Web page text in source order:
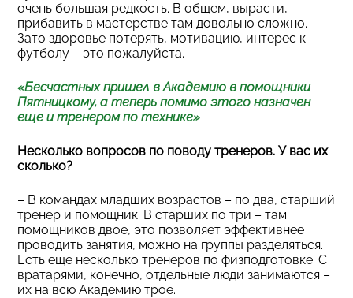
очень большая редкость. В общем, вырасти,
прибавить в мастерстве там довольно сложно.
Зато здоровье потерять, мотивацию, интерес к
футболу – это пожалуйста.
«Бесчастных пришел в Академию в помощники
Пятницкому, а теперь помимо этого назначен
еще и тренером по технике»
Несколько вопросов по поводу тренеров. У вас их
сколько?
– В командах младших возрастов – по два, старший
тренер и помощник. В старших по три – там
помощников двое, это позволяет эффективнее
проводить занятия, можно на группы разделяться.
Есть еще несколько тренеров по физподготовке. С
вратарями, конечно, отдельные люди занимаются –
их на всю Академию трое.